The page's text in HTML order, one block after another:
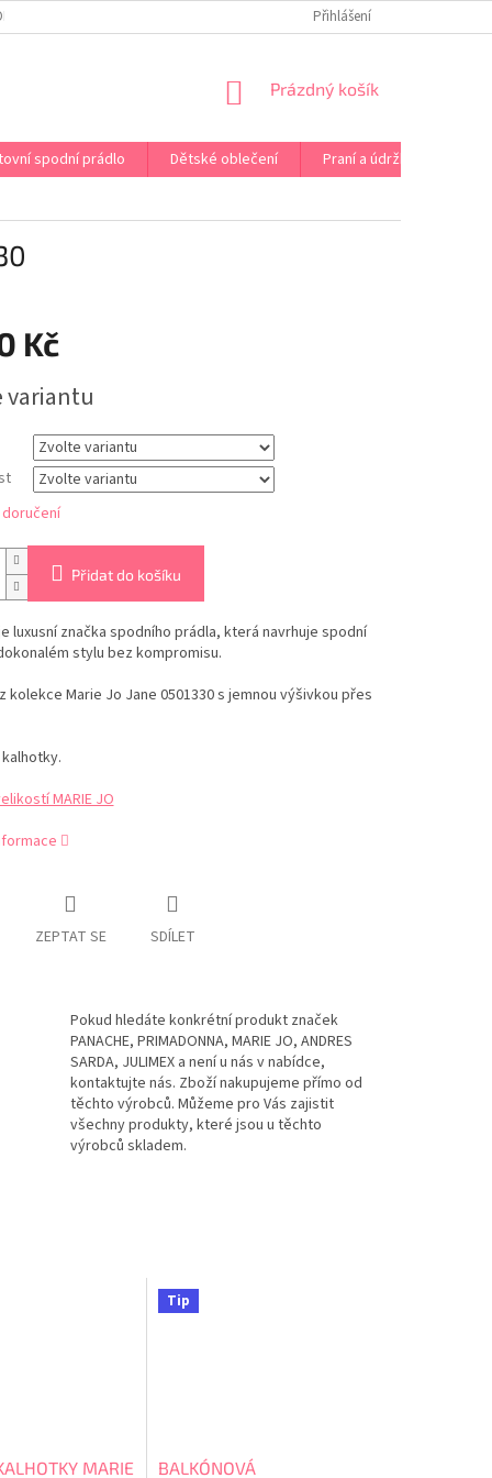
PRÁDLA NA MÍRU DOPRAVA A PLATBA ČR A EU
Přihlášení
NÁKUPNÍ
Prázdný košík
spodní prádlo Dětské oblečení Praní a údržba
Kč
variantu
Přidat do košíku
luxusní značka spodního prádla, která navrhuje spodní
stylu bez kompromisu.
kolekce Marie Jo Jane 0501330 s jemnou výšivkou přes
MARIE JO
ZEPTAT SE SDÍLET
Pokud hledáte konkrétní produkt značek
PANACHE, PRIMADONNA, MARIE JO, ANDRES
SARDA, JULIMEX a není u nás v nabídce,
kontaktujte nás. Zboží nakupujeme přímo od
těchto výrobců. Můžeme pro Vás zajistit
všechny produkty, které jsou u těchto
výrobců skladem.
MARIE
Tip
BALKÓNOVÁ